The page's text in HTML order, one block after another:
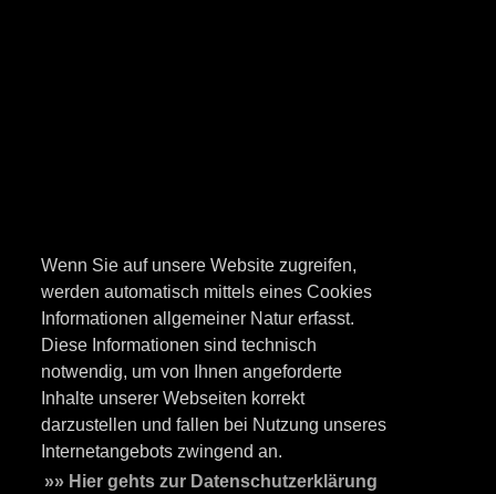
Wenn Sie auf unsere Website zugreifen,
werden automatisch mittels eines Cookies
Informationen allgemeiner Natur erfasst.
Diese Informationen sind technisch
notwendig, um von Ihnen angeforderte
Inhalte unserer Webseiten korrekt
darzustellen und fallen bei Nutzung unseres
Internetangebots zwingend an.
»» Hier gehts zur Datenschutzerklärung